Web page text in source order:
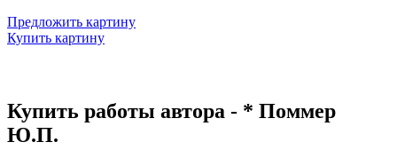
Предложить картину
Купить картину
Купить работы автора - * Поммер
Ю.П.